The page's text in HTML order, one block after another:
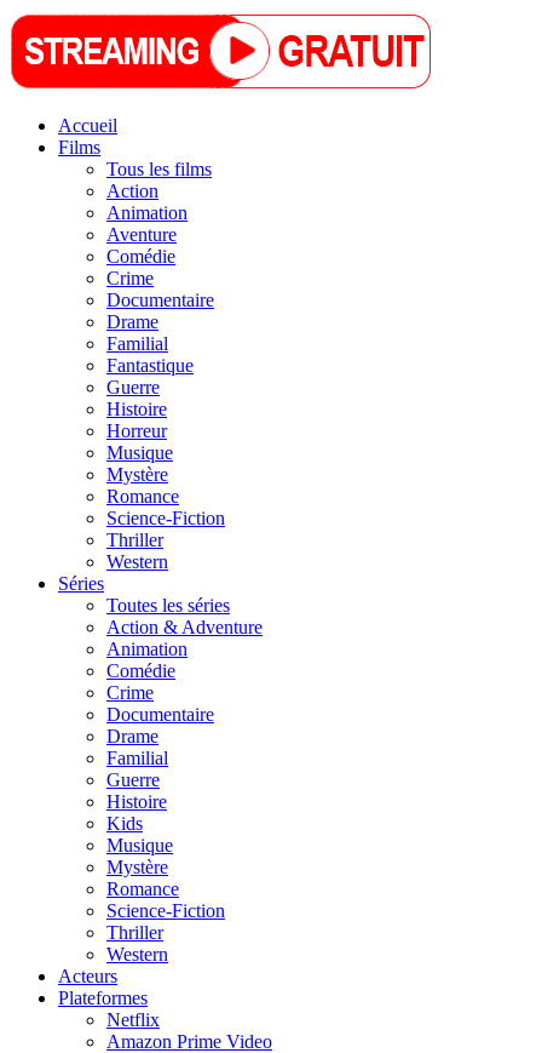
Accueil
Films
Tous les films
Action
Animation
Aventure
Comédie
Crime
Documentaire
Drame
Familial
Fantastique
Guerre
Histoire
Horreur
Musique
Mystère
Romance
Science-Fiction
Thriller
Western
Séries
Toutes les séries
Action & Adventure
Animation
Comédie
Crime
Documentaire
Drame
Familial
Guerre
Histoire
Kids
Musique
Mystère
Romance
Science-Fiction
Thriller
Western
Acteurs
Plateformes
Netflix
Amazon Prime Video